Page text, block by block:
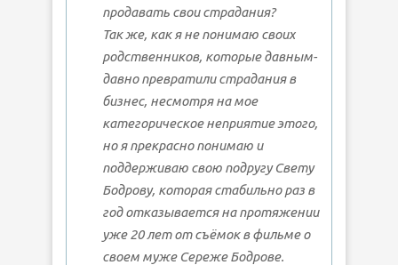
продавать свои страдания?
Так же, как я не понимаю своих
родственников, которые давным-
давно превратили страдания в
бизнес, несмотря на мое
категорическое неприятие этого,
но я прекрасно понимаю и
поддерживаю свою подругу Свету
Бодрову, которая стабильно раз в
год отказывается на протяжении
уже 20 лет от съёмок в фильме о
своем муже Сереже Бодрове.